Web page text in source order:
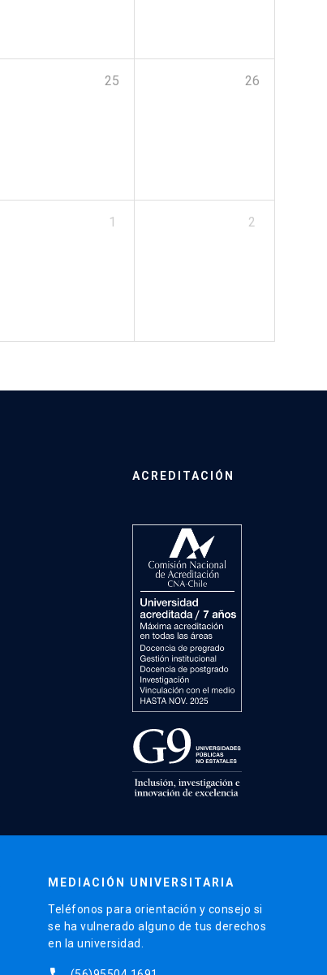
25 26
1 2
ACREDITACIÓN
MEDIACIÓN UNIVERSITARIA
Teléfonos para orientación y consejo si
se ha vulnerado alguno de tus derechos
en la universidad.